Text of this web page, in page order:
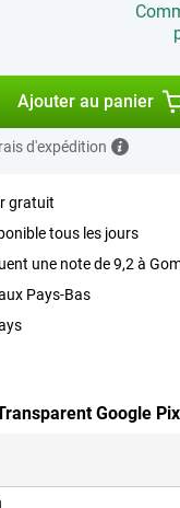
Ajouter au panier
d'expédition
gratuit
tous les jours
une note de 9,2 à
Pays-Bas
Google